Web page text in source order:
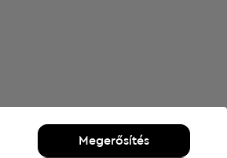
Megerősítés